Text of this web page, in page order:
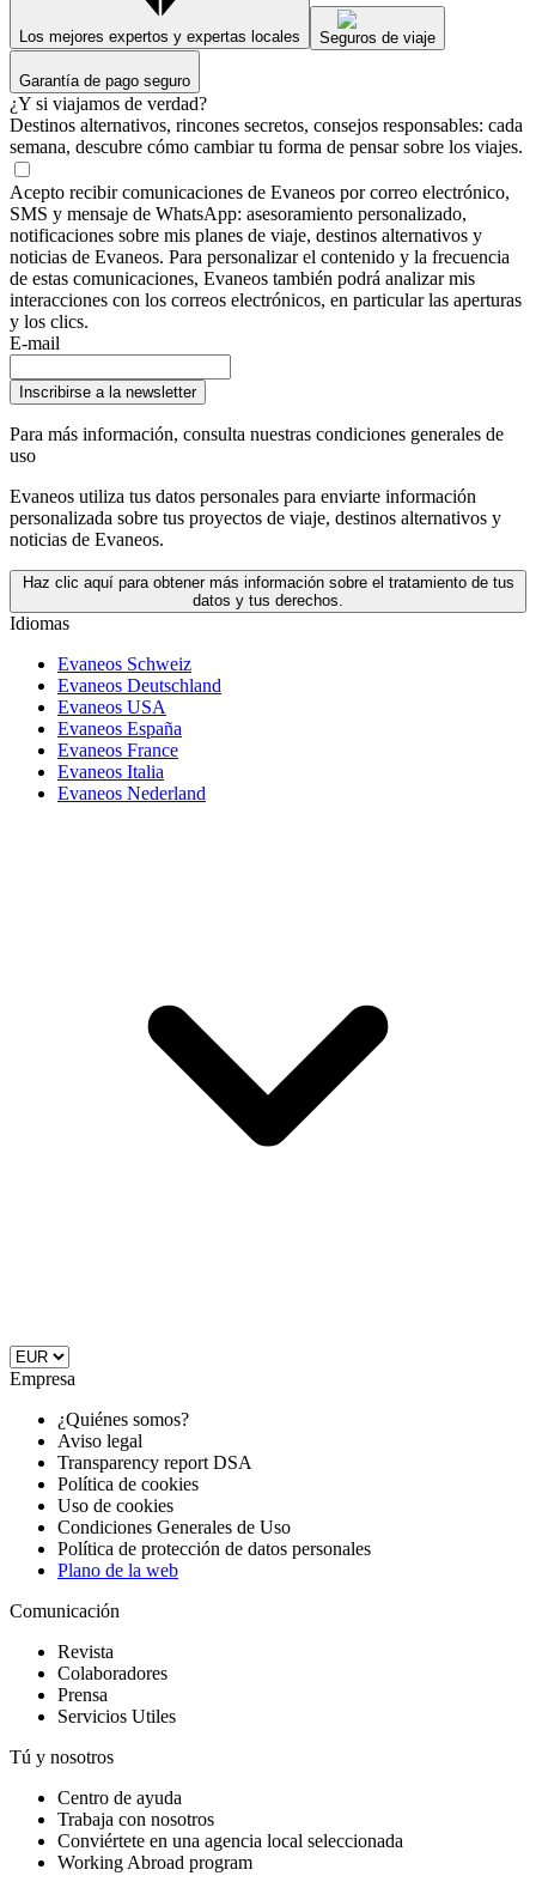
Los mejores expertos y expertas locales Seguros de viaje
Garantía de pago seguro
¿Y si viajamos de verdad?
Destinos alternativos, rincones secretos, consejos responsables: cada
semana, descubre cómo cambiar tu forma de pensar sobre los viajes.
Acepto recibir comunicaciones de Evaneos por correo electrónico,
SMS y mensaje de WhatsApp: asesoramiento personalizado,
notificaciones sobre mis planes de viaje, destinos alternativos y
noticias de Evaneos. Para personalizar el contenido y la frecuencia
de estas comunicaciones, Evaneos también podrá analizar mis
interacciones con los correos electrónicos, en particular las aperturas
y los clics.
E-mail
Inscribirse a la newsletter
Para más información, consulta nuestras condiciones generales de
uso
Evaneos utiliza tus datos personales para enviarte información
personalizada sobre tus proyectos de viaje, destinos alternativos y
noticias de Evaneos.
Haz clic aquí para obtener más información sobre el tratamiento de tus
datos y tus derechos.
Idiomas
Evaneos Schweiz
Evaneos Deutschland
Evaneos USA
Evaneos España
Evaneos France
Evaneos Italia
Evaneos Nederland
Empresa
¿Quiénes somos?
Aviso legal
Transparency report DSA
Política de cookies
Uso de cookies
Condiciones Generales de Uso
Política de protección de datos personales
Plano de la web
Comunicación
Revista
Colaboradores
Prensa
Servicios Utiles
Tú y nosotros
Centro de ayuda
Trabaja con nosotros
Conviértete en una agencia local seleccionada
Working Abroad program